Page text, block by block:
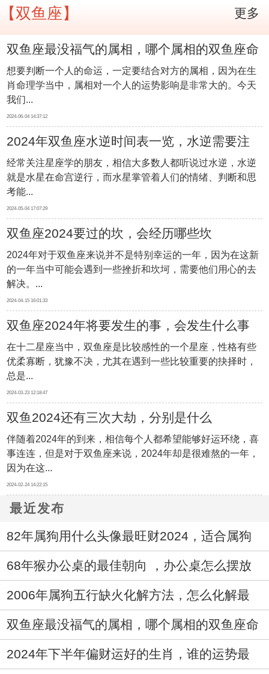
【双鱼座】 更多
双鱼座最没福气的属相，哪个属相的双鱼座命
不好
想要判断一个人的命运，一定要结合对方的属相，因为在生
肖命理学当中，属相对一个人的运势影响是非常大的。今天
我们...
2024-06-04 14:37:12
2024年双鱼座水逆时间表一览，水逆需要注
意什么
经常关注星座学的朋友，相信大多数人都听说过水逆，水逆
就是水星在命宫逆行，而水星掌管着人们的情绪、判断和思
考能...
2024-05-04 17:07:29
双鱼座2024要过的坎，会经历哪些坎
2024年对于双鱼座来说并不是特别幸运的一年，因为在这新
的一年当中可能会遇到一些挫折和坎坷，需要他们用心的去
解决。...
2024-04-15 16:01:33
双鱼座2024年将要发生的事，会发生什么事
情
在十二星座当中，双鱼座是比较感性的一个星座，性格有些
优柔寡断，犹豫不决，尤其在遇到一些比较重要的抉择时，
总是...
2024-03-23 12:18:47
双鱼2024还有三次大劫，分别是什么
伴随着2024年的到来，相信每个人都希望能够好运环绕，喜
事连连，但是对于双鱼座来说，2024年却是很难熬的一年，
因为在这...
2024-02-24 14:22:15
最近发布
82年属狗用什么头像最旺财2024，适合属狗
人的头像
68年猴办公桌的最佳朝向 ，办公桌怎么摆放
最好
2006年属狗五行缺火化解方法，怎么化解最
好
双鱼座最没福气的属相，哪个属相的双鱼座命
不好
2024年下半年偏财运好的生肖，谁的运势最